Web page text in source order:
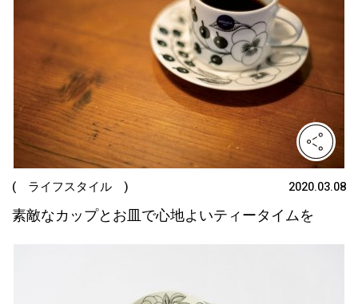
( ライフスタイル ) 2020.03.08
素敵なカップとお皿で心地よいティータイムを